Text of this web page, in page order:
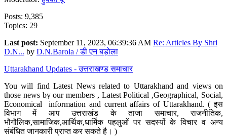
Posts: 9,385
Topics: 29
Last post: September 11, 2023, 06:39:36 AM Re: Articles By Shri
D.N... by D.N.Barola / डी एन बड़ोला
Uttarakhand Updates - उत्तराखण्ड समाचार
You will find Latest News related to Uttarakhand and views on
those news by our members , Latest Political ,Geographical, Social,
Economical information and current affairs of Uttarakhand. ( इस
विभाग में आप उत्तराखंड के ताजा समाचार, राजनीतिक,
भौगौलिक,सामाजिक,आर्थिक,धार्मिक पहलुओं पर सदस्यों के विचार व अन्य
संबंधित जानकारी प्राप्त कर सकते है। )